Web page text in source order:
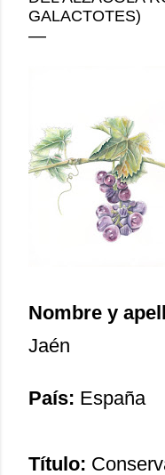
GALACTOTES)
Nombre y
Jaén
País: España
Título: